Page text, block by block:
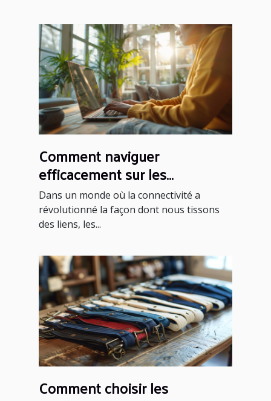
Comment naviguer
efficacement sur les
plateformes de rencontres
sérieuses
Dans un monde où la connectivité a
révolutionné la façon dont nous tissons
des liens, les...
Comment choisir les